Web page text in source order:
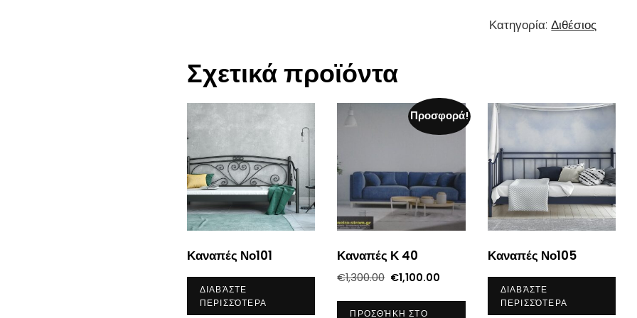
Κατηγορία:Διθέσιος
Σχετικά προϊόντα
Καναπές Νο101
ΔΙΑΒΆΣΤΕ
ΠΕΡΙΣΣΌΤΕΡΑ
Προσφορά!
Καναπές Κ 40
€1,300.00 Original
was:
€1,100.00
ΠΡΟΣΘΉΚΗ ΣΤΟ
Καναπές Νο105
ΔΙΑΒΆΣΤΕ
ΠΕΡΙΣΣΌΤΕΡΑ